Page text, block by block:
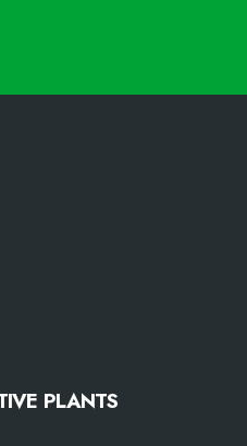
PLANTS